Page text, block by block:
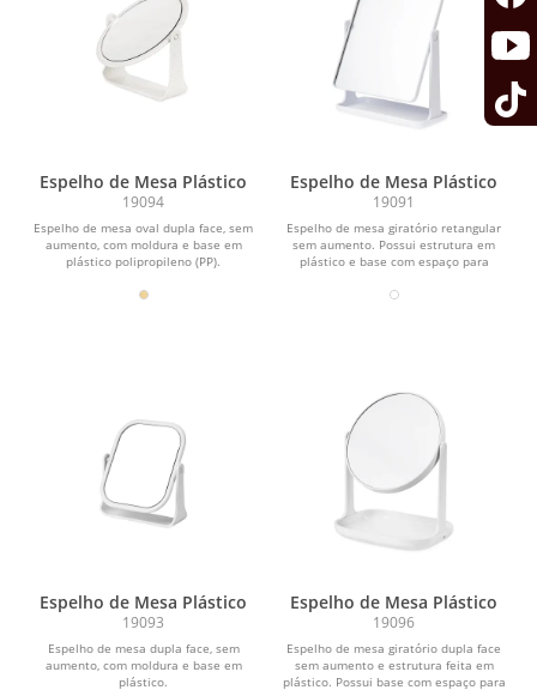
Espelho de Mesa Plástico
19094
Espelho de mesa oval dupla face, sem
aumento, com moldura e base em
plástico polipropileno (PP).
Espelho de Mesa Plástico
19091
Espelho de mesa giratório retangular
sem aumento. Possui estrutura em
plástico e base com espaço para
Espelho de Mesa Plástico
19093
Espelho de mesa dupla face, sem
aumento, com moldura e base em
plástico.
Espelho de Mesa Plástico
19096
Espelho de mesa giratório dupla face
sem aumento e estrutura feita em
plástico. Possui base com espaço para